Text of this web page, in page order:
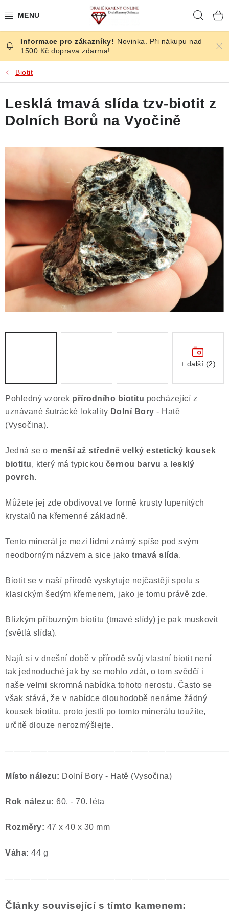
na
ČESKÉ KAMENY
ŠPERKY
KAMENY ZE SVĚTA
BROUŠENÉ
SLEVY
KRYSTALY
ČLÁNKY
NALEZIŠTĚ
NÁŠ PŘÍBĚH
Ochrana osobních údajů
Výkup minerálů a drahých kamenů
Formulář pro odstoupení od smlouvy
Novinka. Při nákupu nad
1500 Kč doprava zdarma!
Biotit
Pohledný vzorek přírodního biotitu pocházející z
uznávané šutrácké lokality Dolní Bory - Hatě
(Vysočina).
Jedná se o menší až středně velký estetický kousek
biotitu, který má typickou černou barvu a
lesklý
povrch.
Můžete jej zde obdivovat ve formě krusty lupenitých
krystalů na křemenné základně.
Tento minerál je mezi lidmi známý spíše pod svým
neodborným názvem a sice jako tmavá slída.
Biotit se v naší přírodě vyskytuje nejčastěji spolu s
klasickým šedým křemenem, jako je tomu právě zde.
Blízkým příbuzným biotitu (tmavé slídy) je pak muskovit
(světlá slída).
Najít si v dnešní době v přírodě svůj vlastní biotit není
tak jednoduché jak by se mohlo zdát, o tom svědčí i
naše velmi skromná nabídka tohoto nerostu. Často se
však stává, že v nabídce dlouhodobě nenáme žádný
kousek biotitu, proto jestli po tomto minerálu toužíte,
určitě dlouze nerozmýšlejte.
Místo nálezu: Dolní Bory - Hatě (Vysočina)
Rok nálezu: 60. - 70. léta
Rozměry: 47 x 40 x 30 mm
Váha: 44 g
Články související s tímto kamenem:
Lesklá tmavá slída tzv-biotit z
Dolních Borů na Vyočině
+ další (2)